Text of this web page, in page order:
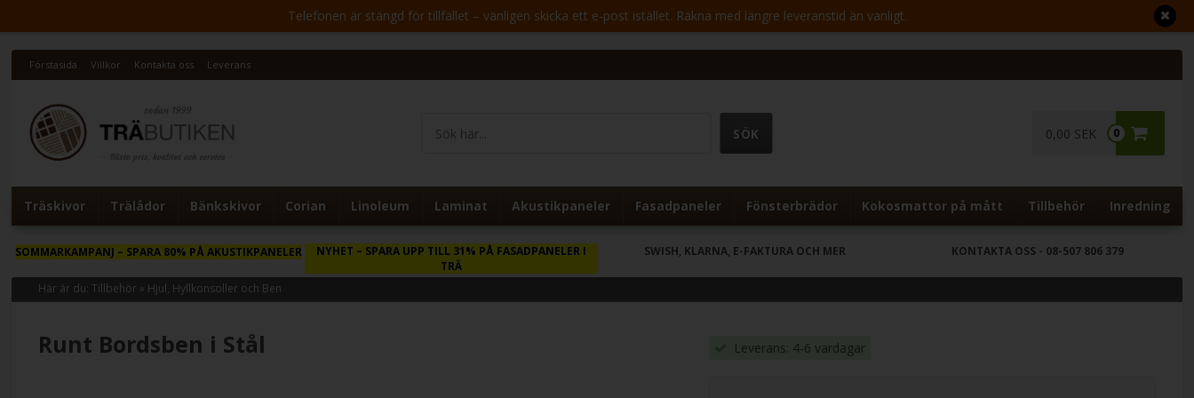
Telefonen är stängd för tillfället – vänligen skicka ett e-post istället. Räkna med längre leveranstid än vanligt.
Förstasida Villkor Kontakta oss Leverans
0
0,00 SEK
Träskivor Trälådor Bänkskivor Corian Linoleum Laminat Akustikpaneler Fasadpaneler Fönsterbrädor Kokosmattor på mått Tillbehör Inredning
SOMMARKAMPANJ– SPARA 80% PÅ AKUSTIKPANELER NYHET – SPARA UPP TILL 31% PÅ FASADPANELER I
TRÄ
SWISH, KLARNA, E-FAKTURA OCH MER KONTAKTA OSS - 08-507 806 379
Här är du:Tillbehör » Hjul, Hyllkonsoller och Ben
Runt Bordsben i Stål Leverans: 4-6 vardagar